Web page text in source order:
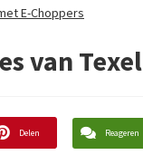
E-Choppers
van Texel
Delen Reageren